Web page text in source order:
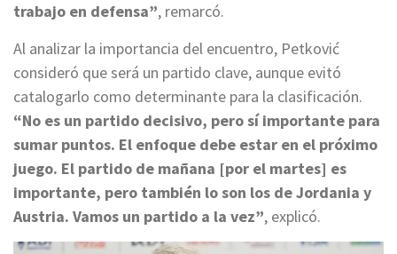
trabajo en defensa”, remarcó.
Al analizar la importancia del encuentro, Petković
consideró que será un partido clave, aunque evitó
catalogarlo como determinante para la clasificación.
“No es un partido decisivo, pero sí importante para
sumar puntos. El enfoque debe estar en el próximo
juego. El partido de mañana [por el martes] es
importante, pero también lo son los de Jordania y
Austria. Vamos un partido a la vez”, explicó.